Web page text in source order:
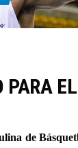
PARA
de